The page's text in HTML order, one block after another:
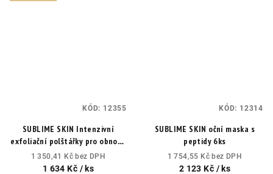
SUBLIME SKIN Intenzivní
exfoliační polštářky pro obnovu
pletiběhem i po peelingové
kúře.
1 350,41 Kč bez DPH
1 634 Kč / ks
KÓD: 12355
SUBLIME SKIN oční maska s
peptidy 6ks
1 754,55 Kč bez DPH
2 123 Kč / ks
KÓD: 12314